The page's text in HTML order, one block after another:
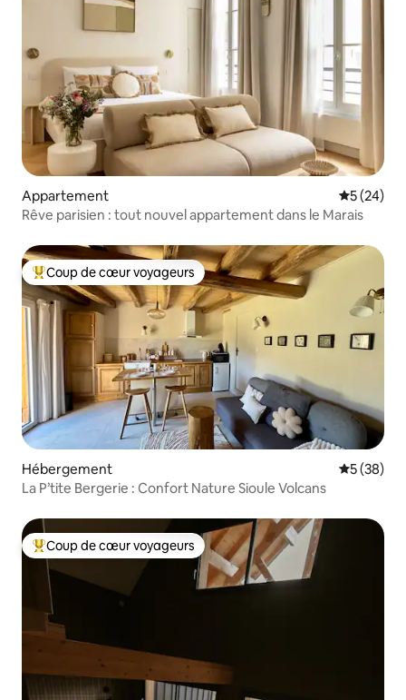
Appartement
5 (24)
Rêve parisien : tout nouvel appartement dans le Marais
Coups de cœur voyageurs les plus appréciés
Coup de cœur voyageurs
Hébergement
5 (38)
La P’tite Bergerie : Confort Nature Sioule Volcans
Coups de cœur voyageurs les plus appréciés
Coup de cœur voyageurs